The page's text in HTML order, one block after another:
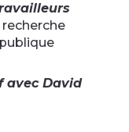
avec David